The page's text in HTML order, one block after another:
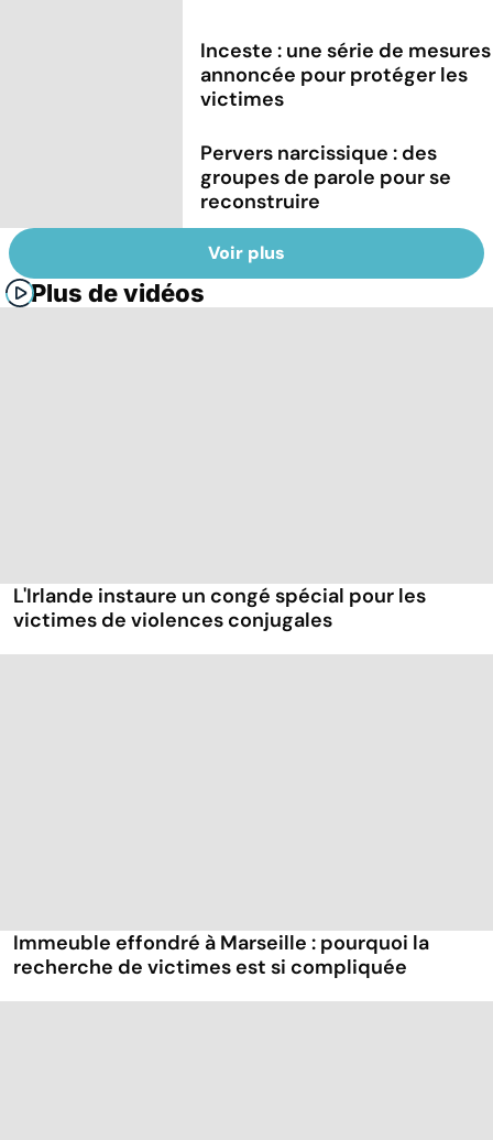
Inceste : une série de mesures
annoncée pour protéger les
victimes
Pervers narcissique : des
groupes de parole pour se
reconstruire
Voir plus
Plus de vidéos
L'Irlande instaure un congé spécial pour les
victimes de violences conjugales
Immeuble effondré à Marseille : pourquoi la
recherche de victimes est si compliquée